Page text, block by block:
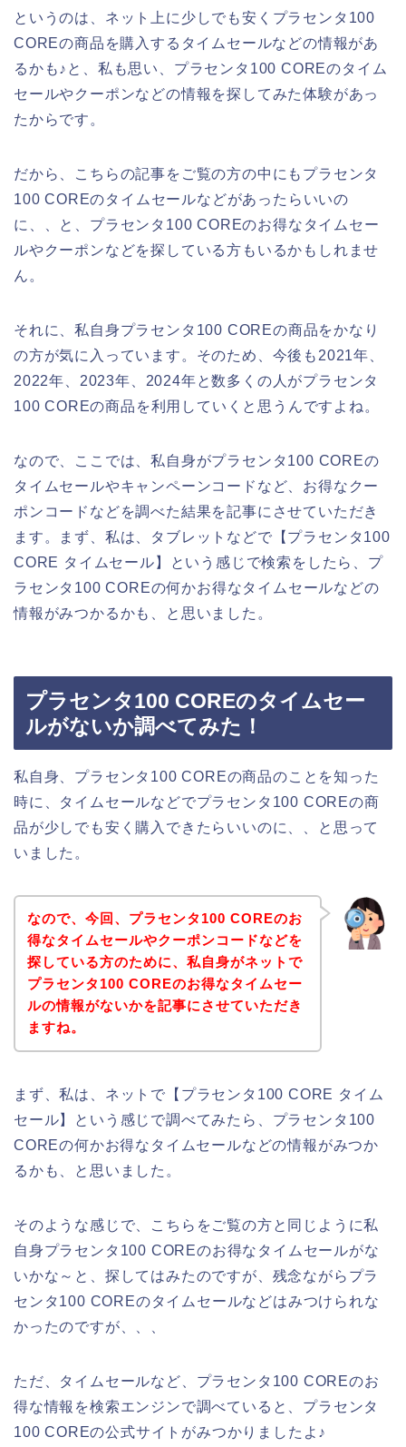
というのは、ネット上に少しでも安くプラセンタ100
COREの商品を購入するタイムセールなどの情報があ
るかも♪と、私も思い、プラセンタ100 COREのタイム
セールやクーポンなどの情報を探してみた体験があっ
たからです。
だから、こちらの記事をご覧の方の中にもプラセンタ
100 COREのタイムセールなどがあったらいいの
に、、と、プラセンタ100 COREのお得なタイムセー
ルやクーポンなどを探している方もいるかもしれませ
ん。
それに、私自身プラセンタ100 COREの商品をかなり
の方が気に入っています。そのため、今後も2021年、
2022年、2023年、2024年と数多くの人がプラセンタ
100 COREの商品を利用していくと思うんですよね。
なので、ここでは、私自身がプラセンタ100 COREの
タイムセールやキャンペーンコードなど、お得なクー
ポンコードなどを調べた結果を記事にさせていただき
ます。まず、私は、タブレットなどで【プラセンタ100
CORE タイムセール】という感じで検索をしたら、プ
ラセンタ100 COREの何かお得なタイムセールなどの
情報がみつかるかも、と思いました。
プラセンタ100 COREのタイムセー
ルがないか調べてみた！
私自身、プラセンタ100 COREの商品のことを知った
時に、タイムセールなどでプラセンタ100 COREの商
品が少しでも安く購入できたらいいのに、、と思って
いました。
なので、今回、プラセンタ100 COREのお
得なタイムセールやクーポンコードなどを
探している方のために、私自身がネットで
プラセンタ100 COREのお得なタイムセー
ルの情報がないかを記事にさせていただき
ますね。
まず、私は、ネットで【プラセンタ100 CORE タイム
セール】という感じで調べてみたら、プラセンタ100
COREの何かお得なタイムセールなどの情報がみつか
るかも、と思いました。
そのような感じで、こちらをご覧の方と同じように私
自身プラセンタ100 COREのお得なタイムセールがな
いかな～と、探してはみたのですが、残念ながらプラ
センタ100 COREのタイムセールなどはみつけられな
かったのですが、、、
ただ、タイムセールなど、プラセンタ100 COREのお
得な情報を検索エンジンで調べていると、プラセンタ
100 COREの公式サイトがみつかりましたよ♪